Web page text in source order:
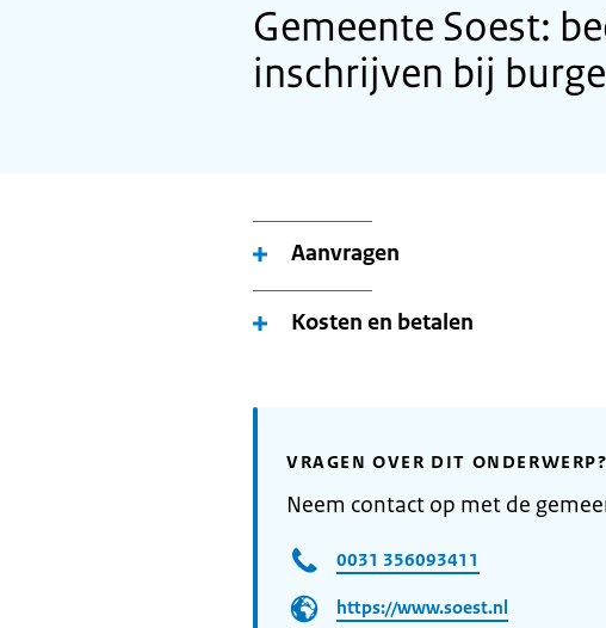
Gemeente Soest:
inschrijven bij
Aanvragen
Kosten en betalen
VRAGEN OVER DIT ONDERWERP?
Neem contact op met de
0031 356093411
https://www.soest.nl